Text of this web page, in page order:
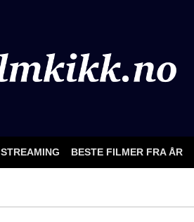
STREAMING BESTE FILMER FRA ÅR